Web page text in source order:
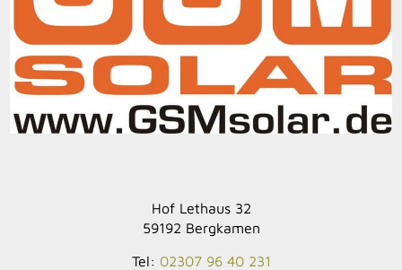
Hof Lethaus 32
59192 Bergkamen
Tel: 02307 96 40 231